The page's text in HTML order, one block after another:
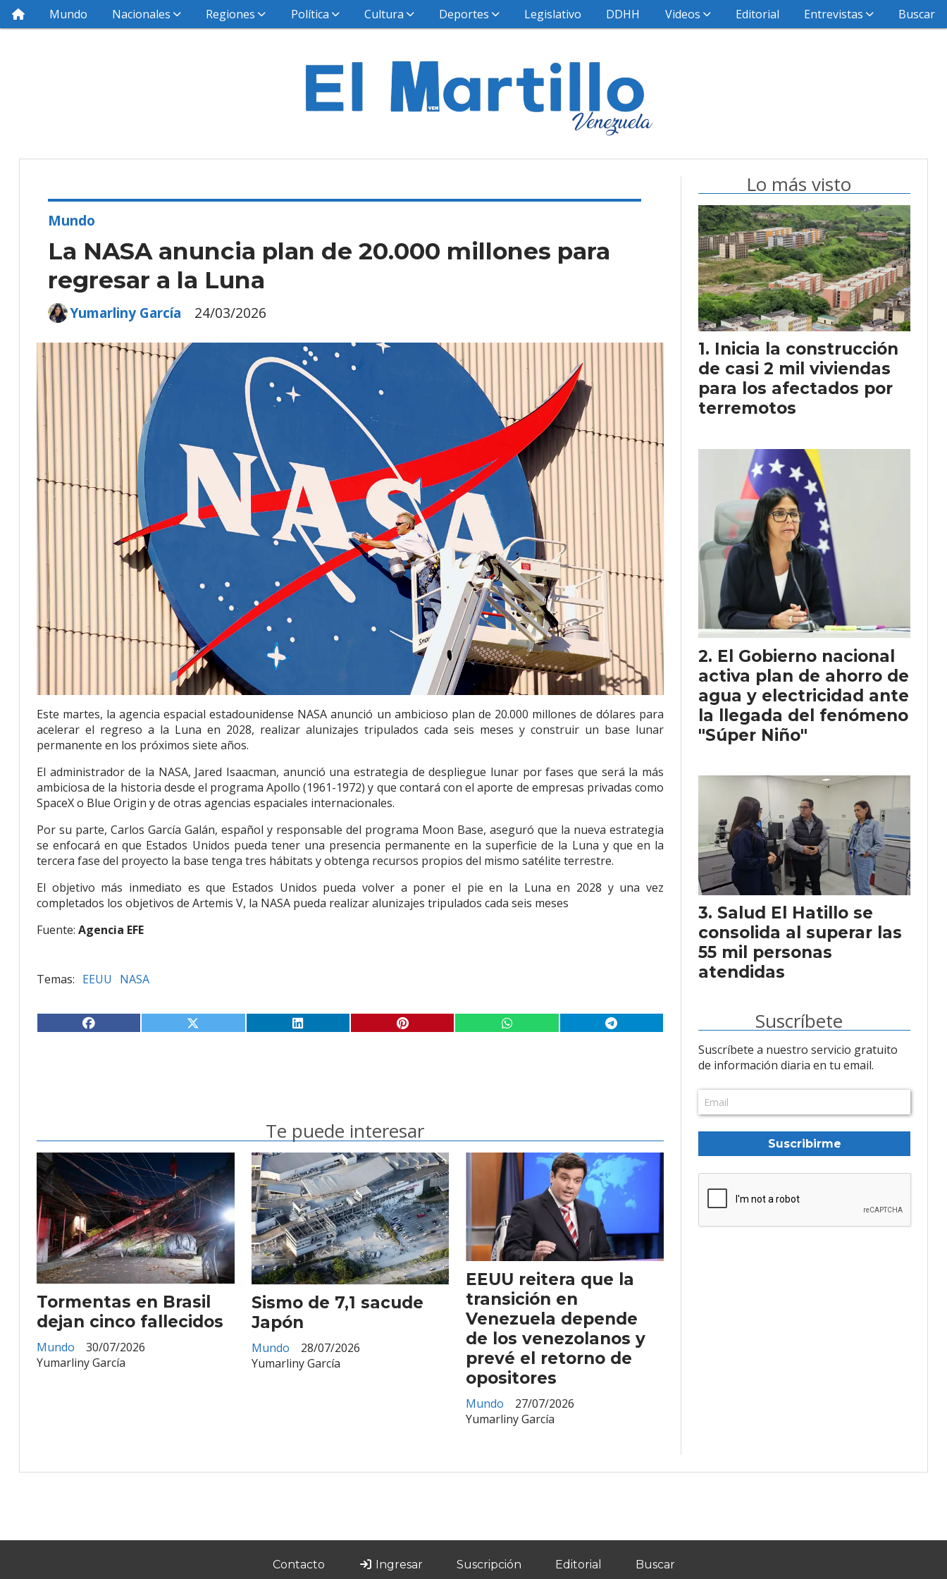
Mundo Nacionales Regiones Política Cultura Deportes Legislativo DDHH Videos Editorial Entrevistas Buscar
La NASA anuncia plan de 20.000 millones para
regresar a la Luna
Mundo
24/03/2026
Yumarliny García
Este martes, la agencia espacial estadounidense NASA anunció un ambicioso plan de 20.000 millones de dólares para
acelerar el regreso a la Luna en 2028, realizar alunizajes tripulados cada seis meses y construir un base lunar
permanente en los próximos siete años.
El administrador de la NASA, Jared Isaacman, anunció una estrategia de despliegue lunar por fases que será la más
ambiciosa de la historia desde el programa Apollo (1961-1972) y que contará con el aporte de empresas privadas como
SpaceX o Blue Origin y de otras agencias espaciales internacionales.
Por su parte, Carlos García Galán, español y responsable del programa Moon Base, aseguró que la nueva estrategia
se enfocará en que Estados Unidos pueda tener una presencia permanente en la superficie de la Luna y que en la
tercera fase del proyecto la base tenga tres hábitats y obtenga recursos propios del mismo satélite terrestre.
El objetivo más inmediato es que Estados Unidos pueda volver a poner el pie en la Luna en 2028 y una vez
completados los objetivos de Artemis V, la NASA pueda realizar alunizajes tripulados cada seis meses
Fuente: Agencia EFE
EEUU NASA
Te puede interesar
Tormentas en Brasil
dejan cinco fallecidos
Yumarliny García
Mundo 30/07/2026
Sismo de 7,1 sacude
Japón
Yumarliny García
Mundo 28/07/2026
EEUU reitera que la
transición en
Venezuela depende
de los venezolanos y
prevé el retorno de
opositores
Yumarliny García
Mundo 27/07/2026
Lo más visto
Inicia la construcción
de casi 2 mil viviendas
para los afectados por
terremotos
El Gobierno nacional
activa plan de ahorro de
agua y electricidad ante
la llegada del fenómeno
"Súper Niño"
Salud El Hatillo se
consolida al superar las
55 mil personas
atendidas
Suscríbete
Suscríbete a nuestro servicio gratuito
de información diaria en tu email.
Suscribirme
Contacto Ingresar Suscripción Editorial Buscar
Suscríbete
Suscríbete a nuestro servicio gratuito de información diaria
en tu email.
Suscribirme